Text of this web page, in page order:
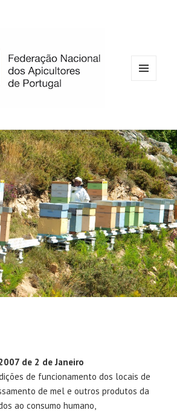
de 2 de Janeiro
de funcionamento dos locais de
de mel e outros produtos da
ao consumo humano,